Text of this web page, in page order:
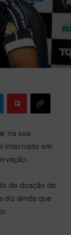
na sua
internado em
de doação de
diz ainda que